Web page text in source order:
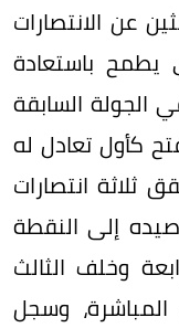
عن الانتصارات
باستعادة
الجولة السابقة
كأول تعادل له
ثلاثة انتصارات
إلى النقطة
وخلف الثالث
وسجل